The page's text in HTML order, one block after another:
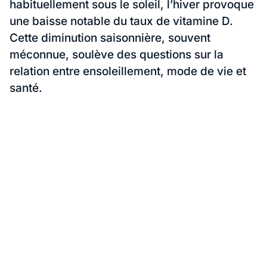
habituellement sous le soleil, l’hiver provoque
une baisse notable du taux de vitamine D.
Cette diminution saisonnière, souvent
méconnue, soulève des questions sur la
relation entre ensoleillement, mode de vie et
santé.